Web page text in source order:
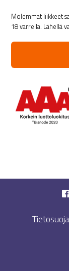
Molemmat liikkeet
18 varrella. Lähellä